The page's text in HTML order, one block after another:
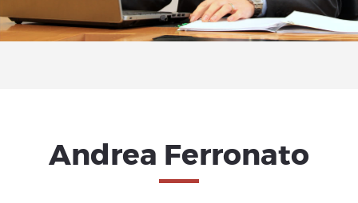
Andrea Ferronato